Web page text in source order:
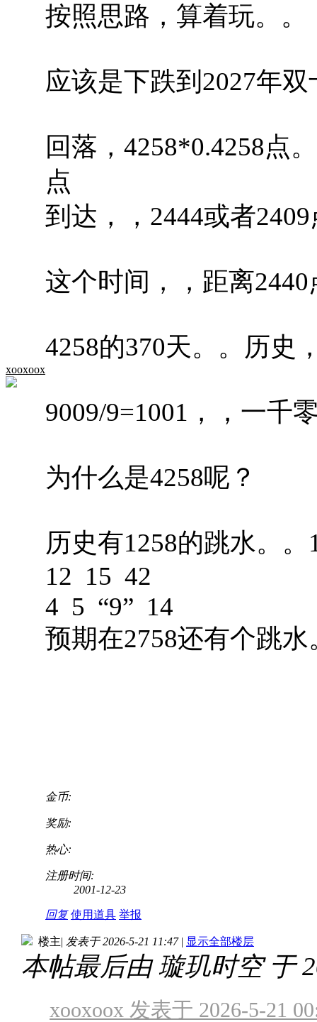
xooxoox
按照思路，算着玩。。
应该是下跌到2027年双
回落，4258*0.4258点
点
到达，，2444或者2409
这个时间，，距离
4258的370天。。历史
9009/9=1001，，一千
为什么是4258呢？
历史有1258的跳水。
12 15 42
4 5 “9” 14
预期在2758还有个跳
金币:
奖励:
热心:
注册时间:
2001-12-23
回复 使用道具 举报
楼主| 发表于 2026-5-21 11:47 | 显示全部楼层
本帖最后由 璇玑时空 于
xooxoox 发表于 2026-5-21